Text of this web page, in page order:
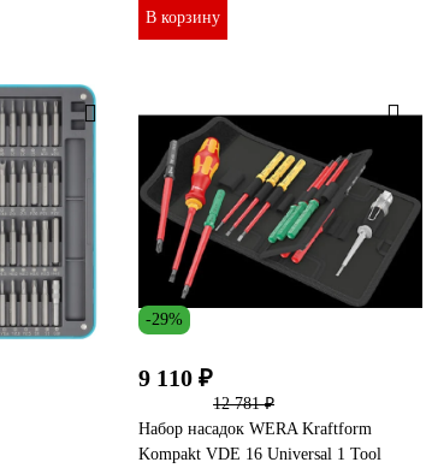
В корзину
-29%
9 110 ₽
12 781 ₽
Набор насадок WERA Kraftform
Kompakt VDE 16 Universal 1 Tool